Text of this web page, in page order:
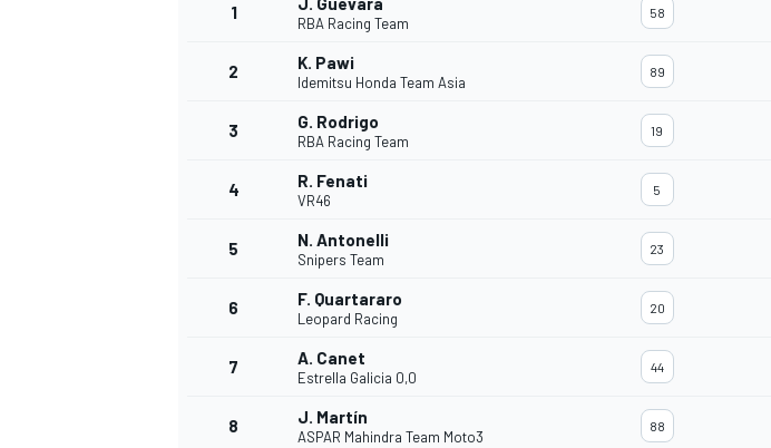
1
RBA Racing Team
58
2 K. Pawi
Idemitsu Honda Team Asia
89
3 G. Rodrigo
RBA Racing Team
19
4 R. Fenati
VR46
5
5 N. Antonelli
Snipers Team
23
6 F. Quartararo
Leopard Racing
20
7 A. Canet
Estrella Galicia 0,0
44
8 J. Martín
ASPAR Mahindra Team Moto3
88